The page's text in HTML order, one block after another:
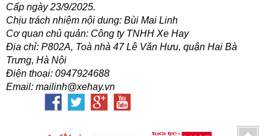
Cấp ngày 23/9/2025.
Chịu trách nhiệm nội dung: Bùi Mai Linh
Cơ quan chủ quản: Công ty TNHH Xe Hay
Địa chỉ: P802A, Toà nhà 47 Lê Văn Hưu, quận Hai Bà
Trưng, Hà Nội
Điện thoại: 0947924688
Email: mailinh@xehay.vn